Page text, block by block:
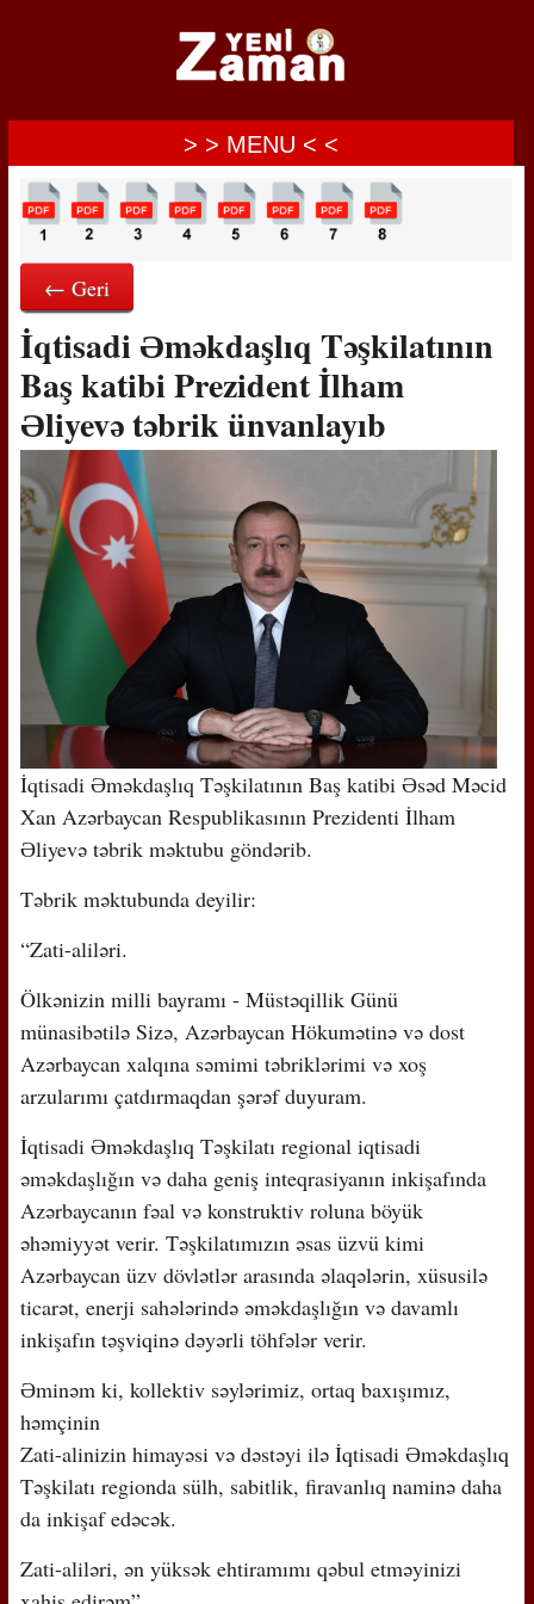
> > MENU < <
← Geri
İqtisadi Əməkdaşlıq Təşkilatının
Baş katibi Prezident İlham
Əliyevə təbrik ünvanlayıb
İqtisadi Əməkdaşlıq Təşkilatının Baş katibi Əsəd Məcid
Xan Azərbaycan Respublikasının Prezidenti İlham
Əliyevə təbrik məktubu göndərib.
Təbrik məktubunda deyilir:
“Zati-aliləri.
Ölkənizin milli bayramı - Müstəqillik Günü
münasibətilə Sizə, Azərbaycan Hökumətinə və dost
Azərbaycan xalqına səmimi təbriklərimi və xoş
arzularımı çatdırmaqdan şərəf duyuram.
İqtisadi Əməkdaşlıq Təşkilatı regional iqtisadi
əməkdaşlığın və daha geniş inteqrasiyanın inkişafında
Azərbaycanın fəal və konstruktiv roluna böyük
əhəmiyyət verir. Təşkilatımızın əsas üzvü kimi
Azərbaycan üzv dövlətlər arasında əlaqələrin, xüsusilə
ticarət, enerji sahələrində əməkdaşlığın və davamlı
inkişafın təşviqinə dəyərli töhfələr verir.
Əminəm ki, kollektiv səylərimiz, ortaq baxışımız,
həmçinin
Zati-alinizin himayəsi və dəstəyi ilə İqtisadi Əməkdaşlıq
Təşkilatı regionda sülh, sabitlik, firavanlıq naminə daha
da inkişaf edəcək.
Zati-aliləri, ən yüksək ehtiramımı qəbul etməyinizi